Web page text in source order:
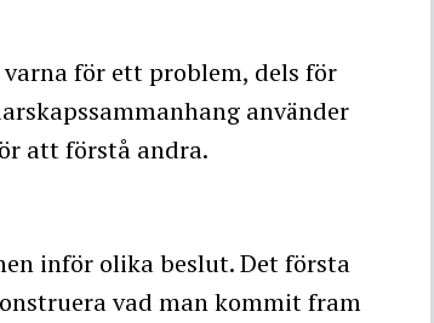
för ett problem, dels för
använder
att förstå andra.
inför olika beslut. Det första
vad man kommit fram